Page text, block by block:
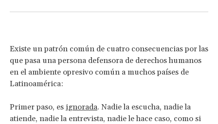
Existe un patrón común de cuatro consecuencias por las
que pasa una persona defensora de derechos humanos
en el ambiente opresivo común a muchos países de
Latinoamérica:
Primer paso, es ignorada. Nadie la escucha, nadie la
atiende, nadie la entrevista, nadie le hace caso, como si